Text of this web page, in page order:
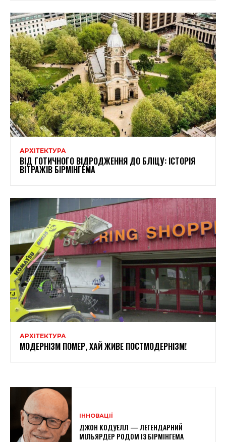
АРХІТЕКТУРА
ВІД ГОТИЧНОГО ВІДРОДЖЕННЯ ДО БЛІЦУ: ІСТОРІЯ
ВІТРАЖІВ БІРМІНГЕМА
АРХІТЕКТУРА
МОДЕРНІЗМ ПОМЕР, ХАЙ ЖИВЕ ПОСТМОДЕРНІЗМ!
ІННОВАЦІЇ
ДЖОН КОДУЕЛЛ — ЛЕГЕНДАРНИЙ
МІЛЬЯРДЕР РОДОМ ІЗ БІРМІНГЕМА